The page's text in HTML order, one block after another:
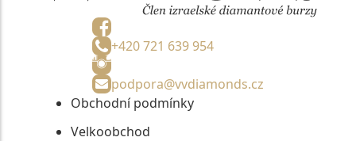
+420 721 639 954
podpora@vvdiamonds.cz
Obchodní podmínky
Velkoobchod